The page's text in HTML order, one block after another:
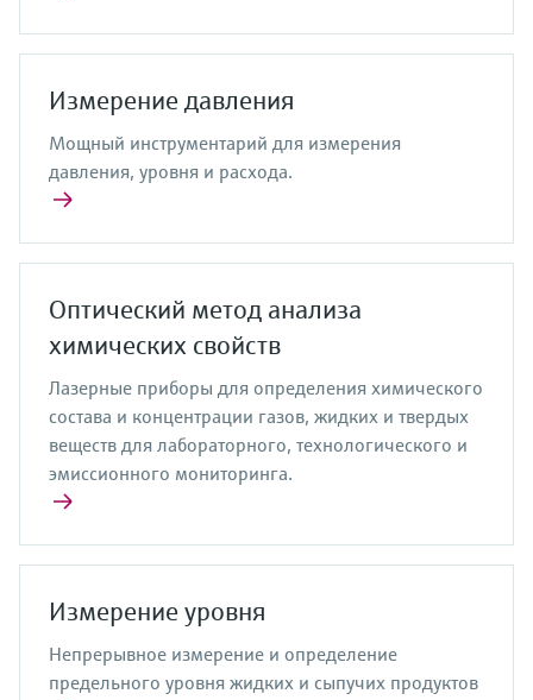
Измерение давления
Мощный инструментарий для измерения
давления, уровня и расхода.
Оптический метод анализа
химических свойств
Лазерные приборы для определения химического
состава и концентрации газов, жидких и твердых
веществ для лабораторного, технологического и
эмиссионного мониторинга.
Измерение уровня
Непрерывное измерение и определение
предельного уровня жидких и сыпучих продуктов